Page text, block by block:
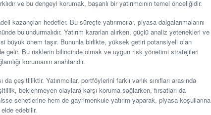
ve bu dengeyi korumak, başarılı bir yatırımcının temel önceliğidir.
kazançları hedefler. Bu süreçte yatırımcılar, piyasa dalgalanmalarını
bulundurmalıdır. Yatırım kararları alırken, güçlü analiz yetenekleri ve
büyük önem taşır. Bununla birlikte, yüksek getiri potansiyeli olan
gelir. Bu risklerin bilincinde olmak ve uygun risk yönetimi stratejileri
korumanın anahtarıdır.
çeşitliliktir. Yatırımcılar, portföylerini farklı varlık sınıfları arasında
beklenmeyen olaylara karşı koruma sağlarken, fırsatları da
senetlerine hem de gayrimenkule yatırım yaparak, piyasa koşullarına
edebilir.